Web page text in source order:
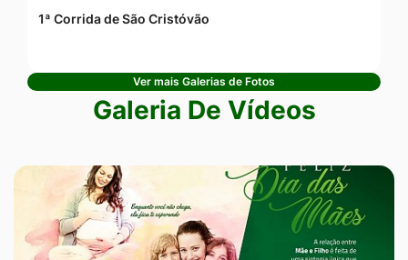
1ª Corrida de São Cristóvão
Ver mais Galerias de Fotos
Galeria De Vídeos